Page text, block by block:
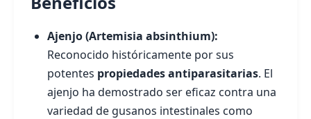
Ajenjo (Artemisia absinthium):
Reconocido históricamente por sus
potentes propiedades antiparasitarias. El
ajenjo ha demostrado ser eficaz contra una
variedad de gusanos intestinales como